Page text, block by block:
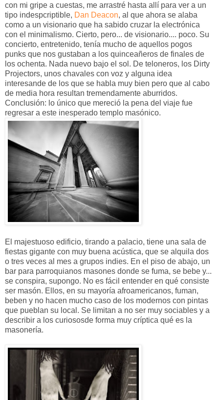
con mi gripe a cuestas, me arrastré hasta allí para ver a un
tipo indespcriptible, Dan Deacon, al que ahora se alaba
como a un visionario que ha sabido cruzar la electrónica
con el minimalismo. Cierto, pero... de visionario.... poco. Su
concierto, entretenido, tenía mucho de aquellos pogos
punks que nos gustaban a los quinceañeros de finales de
los ochenta. Nada nuevo bajo el sol. De teloneros, los Dirty
Projectors, unos chavales con voz y alguna idea
interesande de los que se habla muy bien pero que al cabo
de media hora resultan tremendamente aburridos.
Conclusión: lo único que mereció la pena del viaje fue
regresar a este inesperado templo masónico.
El majestuoso edificio, tirando a palacio, tiene una sala de
fiestas gigante con muy buena acústica, que se alquila dos
o tres veces al mes a grupos indies. En el piso de abajo, un
bar para parroquianos masones donde se fuma, se bebe y...
se conspira, supongo. No es fácil entender en qué consiste
ser masón. Ellos, en su mayoría afroamericanos, fuman,
beben y no hacen mucho caso de los modernos con pintas
que pueblan su local. Se limitan a no ser muy sociables y a
describir a los curiososde forma muy críptica qué es la
masonería.